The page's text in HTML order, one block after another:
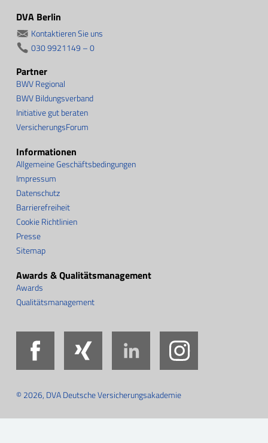
DVA Berlin
Kontaktieren Sie uns
030 9921149 – 0
Informationen
Allgemeine Geschäftsbedingungen
Impressum
Datenschutz
Barrierefreiheit
Cookie Richtlinien
Presse
Sitemap
Partner
BWV Regional
BWV Bildungsverband
Initiative gut beraten
VersicherungsForum
Awards & Qualitätsmanagement
Awards
Qualitätsmanagement
Facebook
Xing LinkedIn
© 2026, DVA Deutsche Versicherungsakademie